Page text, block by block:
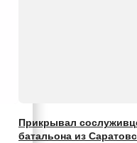
Прикрывал
батальона из